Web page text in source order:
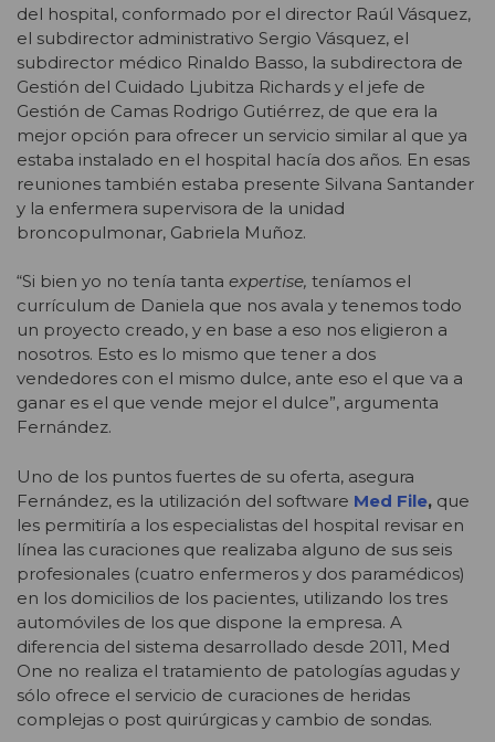
del hospital, conformado por el director Raúl Vásquez,
el subdirector administrativo Sergio Vásquez, el
subdirector médico Rinaldo Basso, la subdirectora de
Gestión del Cuidado Ljubitza Richards y el jefe de
Gestión de Camas Rodrigo Gutiérrez, de que era la
mejor opción para ofrecer un servicio similar al que ya
estaba instalado en el hospital hacía dos años. En esas
reuniones también estaba presente Silvana Santander
y la enfermera supervisora de la unidad
broncopulmonar, Gabriela Muñoz.
“Si bien yo no tenía tanta expertise, teníamos el
currículum de Daniela que nos avala y tenemos todo
un proyecto creado, y en base a eso nos eligieron a
nosotros. Esto es lo mismo que tener a dos
vendedores con el mismo dulce, ante eso el que va a
ganar es el que vende mejor el dulce”, argumenta
Fernández.
Uno de los puntos fuertes de su oferta, asegura
Fernández, es la utilización del software Med File, que
les permitiría a los especialistas del hospital revisar en
línea las curaciones que realizaba alguno de sus seis
profesionales (cuatro enfermeros y dos paramédicos)
en los domicilios de los pacientes, utilizando los tres
automóviles de los que dispone la empresa. A
diferencia del sistema desarrollado desde 2011, Med
One no realiza el tratamiento de patologías agudas y
sólo ofrece el servicio de curaciones de heridas
complejas o post quirúrgicas y cambio de sondas.